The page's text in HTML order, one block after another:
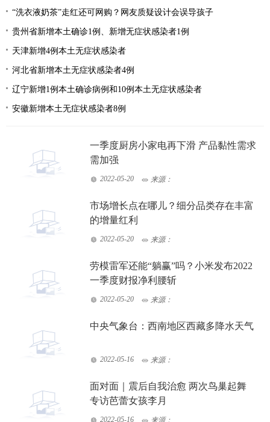
“洗衣液奶茶”走红还可网购？网友质疑设计会误导孩子
贵州省新增本土确诊1例、新增无症状感染者1例
天津新增4例本土无症状感染者
河北省新增本土无症状感染者4例
辽宁新增1例本土确诊病例和10例本土无症状感染者
安徽新增本土无症状感染者8例
一季度厨房小家电再下滑 产品黏性需求
需加强
2022-05-20 来源：
市场增长点在哪儿？细分品类存在丰富
的增量红利
2022-05-20 来源：
劳模雷军还能“躺赢”吗？小米发布2022
一季度财报净利腰斩
2022-05-20 来源：
中央气象台：西南地区西藏多降水天气
2022-05-16 来源：
面对面｜震后自我治愈 两次鸟巢起舞
专访芭蕾女孩李月
2022-05-16 来源：